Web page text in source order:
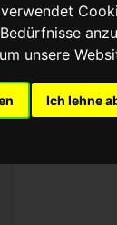
unsere
Ich lehne